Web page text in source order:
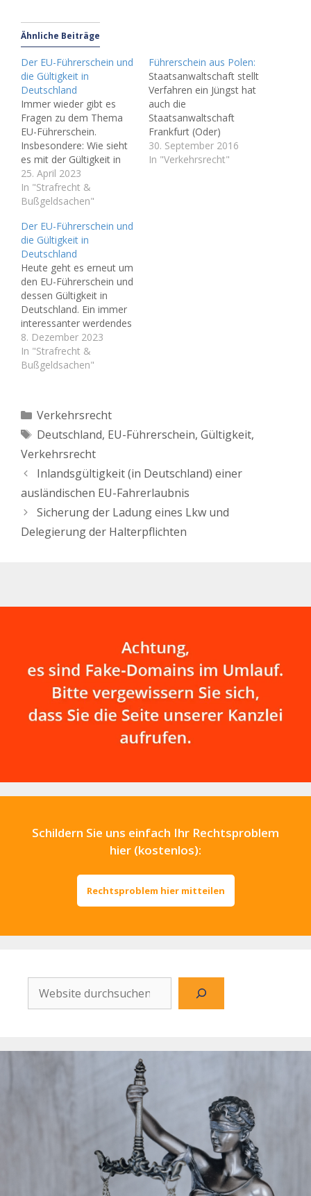
Ähnliche Beiträge
Der EU-Führerschein und
die Gültigkeit in
Deutschland
Immer wieder gibt es
Fragen zu dem Thema
EU-Führerschein.
Insbesondere: Wie sieht
es mit der Gültigkeit in
Deutschland aus, wenn
hier noch die MPU offen
ist? Immer mehr
Deutschland die
Fahrerlaubnis verloren
haben, interessieren sich
für den EU-Führerschein.
Dies betrifft
insbesondere diejenigen,
die die Fahrerlaubnis
wegen eines…
25. April 2023
In "Strafrecht &
Bußgeldsachen"
Führerschein aus Polen:
Staatsanwaltschaft stellt
Verfahren ein Jüngst hat
auch die
Staatsanwaltschaft
Frankfurt (Oder)
einräumen müssen, dass
ein in Polen erworbener
30. September 2016
In "Verkehrsrecht"
Der EU-Führerschein und
die Gültigkeit in
Deutschland
Heute geht es erneut um
den EU-Führerschein und
dessen Gültigkeit in
Deutschland. Ein immer
interessanter werdendes
Thema. Immer mehr
Bundesbürger, die in
Deutschland die
Dies betrifft
insbesondere diejenigen,
die die Fahrerlaubnis
wegen eines
Verkehrsdeliktes im
Zusammenhang mit
und die…
8. Dezember 2023
In "Strafrecht &
Bußgeldsachen"
Kategorien
Verkehrsrecht
Schlagwörter
Deutschland, EU-Führerschein, Gültigkeit,
Verkehrsrecht
Inlandsgültigkeit (in Deutschland) einer
ausländischen EU-Fahrerlaubnis
Sicherung der Ladung eines Lkw und
Delegierung der Halterpflichten
Schildern Sie uns einfach Ihr Rechtsproblem
hier (kostenlos):
Rechtsproblem hier mitteilen
Website
durchsuchen